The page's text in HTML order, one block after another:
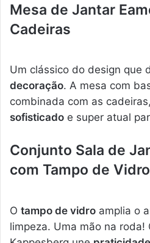
Mesa de Jantar
Cadeiras
Um clássico do design que
decoração. A mesa com
combinada com as
sofisticado e super atual
Conjunto Sala de
com Tampo de Vidro
O tampo de vidro amplia o
limpeza. Uma mão na roda!